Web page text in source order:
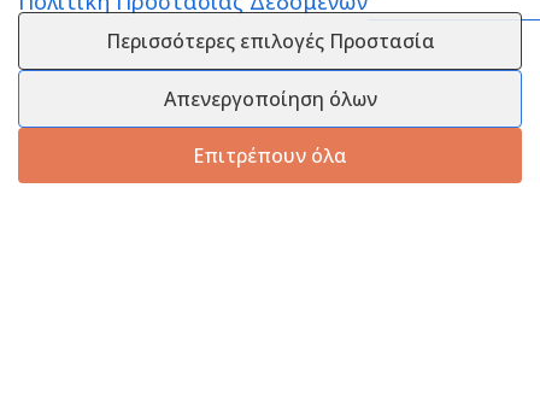
Περισσότερες επιλογές Προστασία
Απενεργοποίηση όλων
Επιτρέπουν όλα